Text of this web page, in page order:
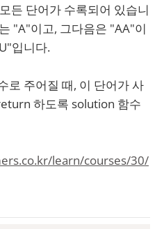
든 단어가 수록되어 있습니
"A"이고, 그다음은 "AA"이
입니다.
로 주어질 때, 이 단어가 사
하도록 solution 함수
learn/courses/30/